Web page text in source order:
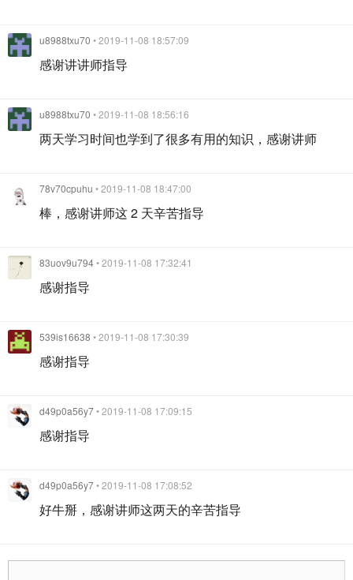
u8988txu70 • 2019-11-08 18:57:09
感谢讲讲师指导
u8988txu70 • 2019-11-08 18:56:16
两天学习时间也学到了很多有用的知识，感谢讲师
78v70cpuhu • 2019-11-08 18:47:00
棒，感谢讲师这 2 天辛苦指导
83uov9u794• 2019-11-08 17:32:41
感谢指导
539is16638 • 2019-11-08 17:30:39
感谢指导
d49p0a56y7• 2019-11-08 17:09:15
感谢指导
d49p0a56y7• 2019-11-08 17:08:52
好牛掰，感谢讲师这两天的辛苦指导